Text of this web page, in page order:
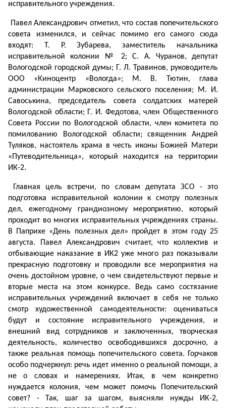
исправительного учреждения.
Павел Александрович отметил, что состав попечительского
совета изменился, и сейчас помимо его самого сюда
входят: Т. Р. Зубарева, заместитель начальника
исправительной колонии № 2; С. А. Чуранов, депутат
Вологодской городской думы; Г. Л. Травинов, руководитель
ООО «Киноцентр «Вологда»; М. В. Тютин, глава
администрации Марковского сельского поселения; М. И.
Савоськина, председатель совета солдатских матерей
Вологодской области; Г. И. Федотова, член Общественного
Совета России по Вологодской области, член комитета по
помилованию Вологодской области; священник Андрей
Туляков, настоятель храма в честь иконы Божией Матери
«Путеводительница», который находится на территории
ИК-2.
Главная цель встречи, по словам депутата ЗСО - это
подготовка исправительной колонии к смотру полезных
дел, ежегодному грандиозному мероприятию, который
проходит во многих исправительных учреждениях страны.
В Паприхе «День полезных дел» пройдет в этом году 25
августа. Павел Александрович считает, что коллектив и
отбывающие наказание в ИК­2 уже много раз показывали
прекрасную подготовку и проводили все мероприятия на
очень достойном уровне, о чем свидетельствуют первые и
вторые места на этом конкурсе. Ведь само состязание
исправительных учреждений включает в себя не только
смотр художественной самодеятельности: оцениваться
будут и состояние исправительного учреждения, и
внешний вид сотрудников и заключенных, творческая
деятельность, количество освободившихся досрочно, а
также реальная помощь попечительского совета. Горчаков
особо подчеркнул: речь идет именно о реальной помощи, а
не о словах и намерениях. Итак, в чем конкретно
нуждается колония, чем может помочь Попечительский
совет? - Так, шаг за шагом, выясняли нужды ИК-2,